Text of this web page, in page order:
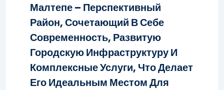
Малтепе – Перспективный
Район, Сочетающий В Себе
Современность, Развитую
Городскую Инфраструктуру И
Комплексные Услуги, Что Делает
Его Идеальным Местом Для